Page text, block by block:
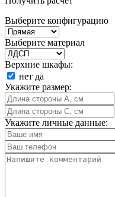
Выберите конфигурацию
Выберите материал
Верхние шкафы:
нет да
Укажите размер:
Укажите личные данные: